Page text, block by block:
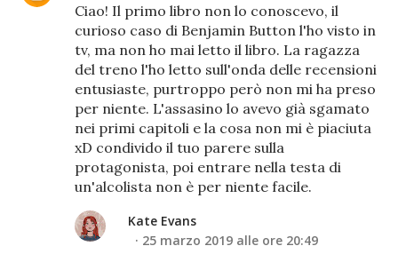
Ciao! Il primo libro non lo conoscevo, il
curioso caso di Benjamin Button l'ho visto in
tv, ma non ho mai letto il libro. La ragazza
del treno l'ho letto sull'onda delle recensioni
entusiaste, purtroppo però non mi ha preso
per niente. L'assasino lo avevo già sgamato
nei primi capitoli e la cosa non mi è piaciuta
xD condivido il tuo parere sulla
protagonista, poi entrare nella testa di
un'alcolista non è per niente facile.
Kate Evans
25 marzo 2019 alle ore 20:49